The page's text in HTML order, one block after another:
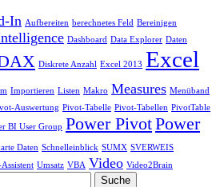
In Aufbereiten berechnetes Feld Bereinigen
Dashboard Data Explorer Daten
Diskrete Anzahl Excel 2013 Excel
Importieren Listen Makro Measures Menüband
Auswertung Pivot-Tabelle Pivot-Tabellen PivotTable
BI User Group Power PivotPower
Daten Schnelleinblick SUMX SVERWEIS
Umsatz VBA Video Video2Brain